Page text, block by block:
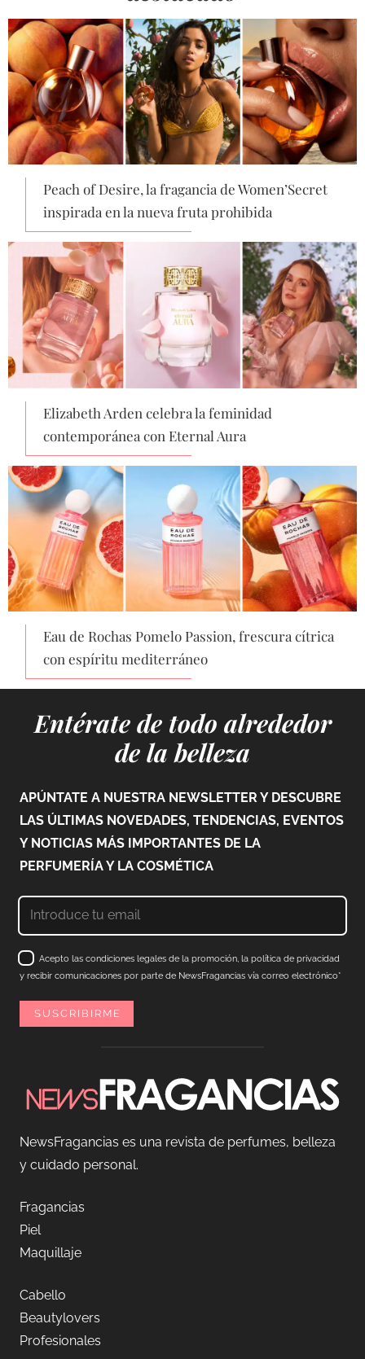
Peach of Desire, la fragancia de Women’Secret
inspirada en la nueva fruta prohibida
Elizabeth Arden celebra la feminidad
contemporánea con Eternal Aura
Eau de Rochas Pomelo Passion, frescura cítrica
con espíritu mediterráneo
Entérate de todo alrededor
de la belleza
APÚNTATE A NUESTRA NEWSLETTER Y DESCUBRE
LAS ÚLTIMAS NOVEDADES, TENDENCIAS, EVENTOS
Y NOTICIAS MÁS IMPORTANTES DE LA
PERFUMERÍA Y LA COSMÉTICA
Acepto las condiciones legales de la promoción, la política de privacidad
y recibir comunicaciones por parte de NewsFragancias vía correo electrónico*
NewsFragancias es una revista de perfumes, belleza
y cuidado personal.
Fragancias
Piel
Maquillaje
Cabello
Beautylovers
Profesionales